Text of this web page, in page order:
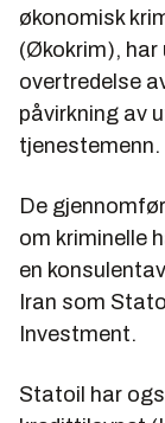
økonomisk
(Økokrim),
overtredelse
påvirkning av
tjenestemenn.
De
om kriminelle
en
Iran som
Investment.
Statoil har